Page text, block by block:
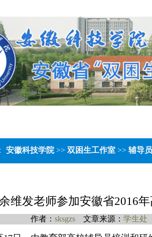
安徽科技学院>> 双困生工作室>> 辅导
维发老师参加安徽省2016
作者： sksgzs 文章来源： 学生处